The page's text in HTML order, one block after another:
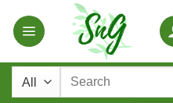
Skip
content
Search